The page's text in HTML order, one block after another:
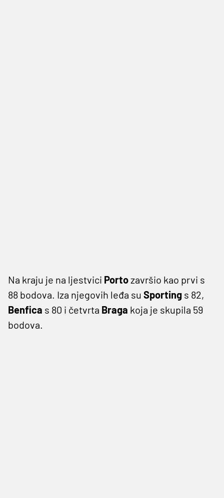
Na kraju je na ljestvici Portozavršio kao prvi s
88 bodova. Iza njegovih leđa su Sporting s 82,
Benfica s 80 i četvrta Braga koja je skupila 59
bodova.